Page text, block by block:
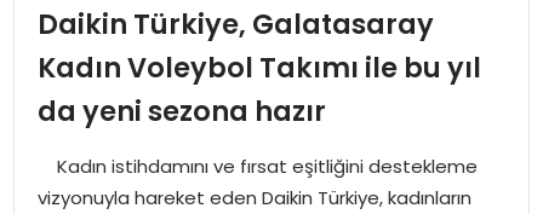
EĞITIM
SPOR
Daikin Türkiye, Galatasaray
Kadın Voleybol Takımı ile bu yıl
da yeni sezona hazır
Kadın istihdamını ve fırsat eşitliğini destekleme
vizyonuyla hareket eden Daikin Türkiye, kadınların